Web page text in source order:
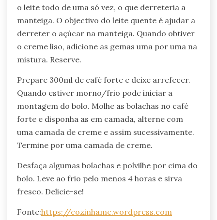
o leite todo de uma só vez, o que derreteria a
manteiga. O objectivo do leite quente é ajudar a
derreter o açúcar na manteiga. Quando obtiver
o creme liso, adicione as gemas uma por uma na
mistura. Reserve.
Prepare 300ml de café forte e deixe arrefecer.
Quando estiver morno/frio pode iniciar a
montagem do bolo. Molhe as bolachas no café
forte e disponha as em camada, alterne com
uma camada de creme e assim sucessivamente.
Termine por uma camada de creme.
Desfaça algumas bolachas e polvilhe por cima do
bolo. Leve ao frio pelo menos 4 horas e sirva
fresco. Delicie-se!
Fonte:https://cozinhame.wordpress.com